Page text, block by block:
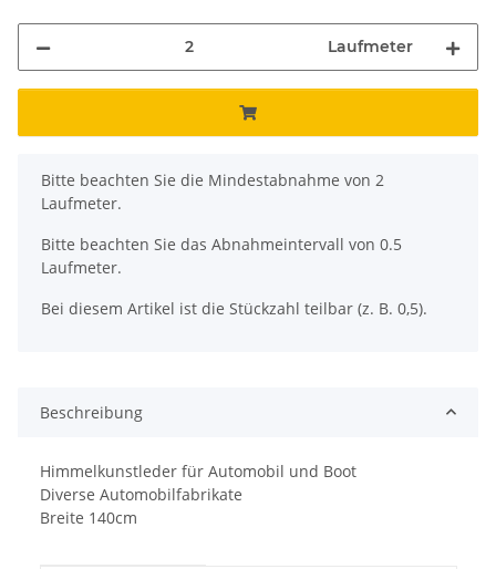
Laufmeter
x
Bitte beachten Sie die Mindestabnahme von 2
Laufmeter.
Bitte beachten Sie das Abnahmeintervall von 0.5
Laufmeter.
Bei diesem Artikel ist die Stückzahl teilbar (z. B. 0,5).
Beschreibung
Himmelkunstleder für Automobil und Boot
Diverse Automobilfabrikate
Breite 140cm